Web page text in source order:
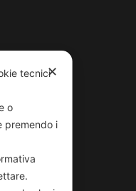
✕
tecnici
o
premendo i